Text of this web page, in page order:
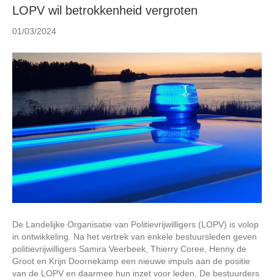
LOPV wil betrokkenheid vergroten
01/03/2024
De Landelijke Organisatie van Politievrijwilligers (LOPV) is volop
in ontwikkeling. Na het vertrek van enkele bestuursleden geven
politievrijwilligers Samira Veerbeek, Thierry Coree, Henny de
Groot en Krijn Doornekamp een nieuwe impuls aan de positie
van de LOPV en daarmee hun inzet voor leden. De bestuurders